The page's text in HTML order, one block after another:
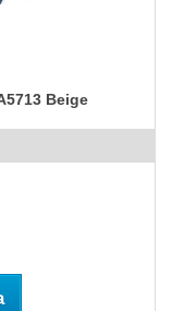
Beige